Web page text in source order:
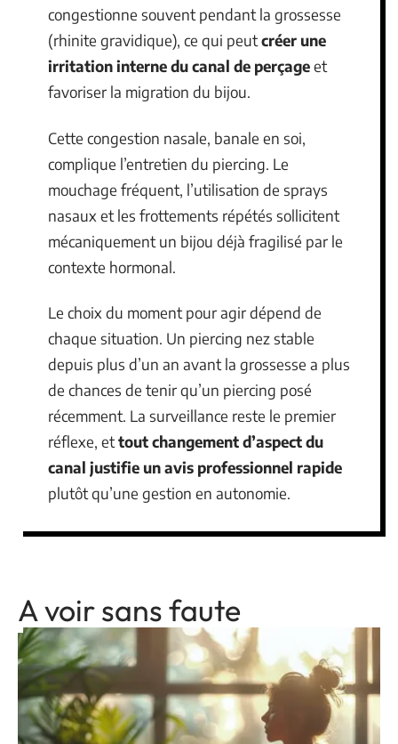
congestionne souvent pendant la grossesse
(rhinite gravidique), ce qui peutcréer une
irritation interne du canal de perçageet
favoriser la migration du bijou.
Cette congestion nasale, banale en soi,
complique l’entretien du piercing. Le
mouchage fréquent, l’utilisation de sprays
nasaux et les frottements répétés sollicitent
mécaniquement un bijou déjà fragilisé par le
contexte hormonal.
Le choix du moment pour agir dépend de
chaque situation. Un piercing nez stable
depuis plus d’un an avant la grossesse a plus
de chances de tenir qu’un piercing posé
récemment. La surveillance reste le premier
réflexe, ettout changement d’aspect du
canal justifie un avis professionnel rapide
plutôt qu’une gestion en autonomie.
A voir sans faute